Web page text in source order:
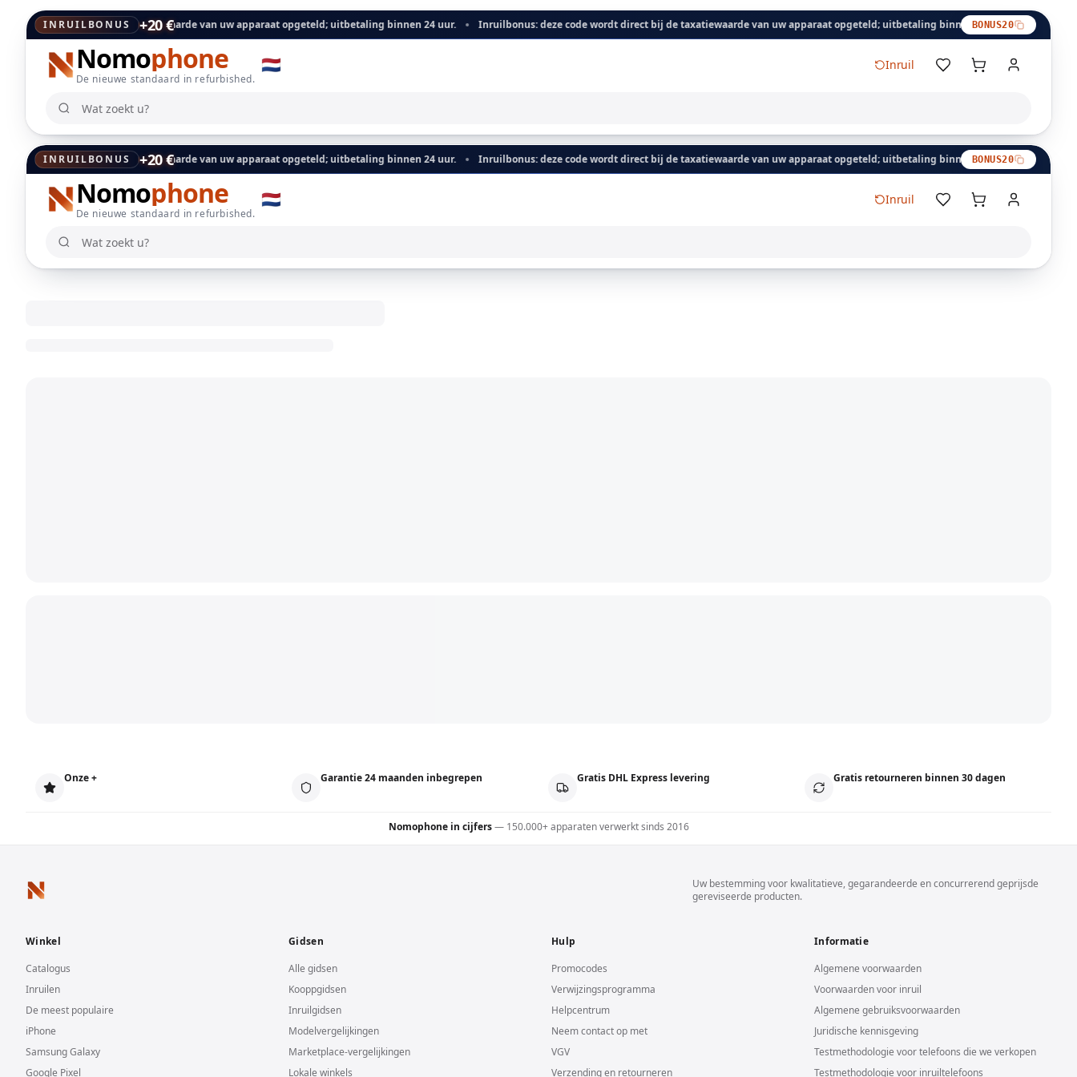
INRUILBONUS +20 €
wordt direct bij de taxatiewaarde van uw apparaat opgeteld; uitbetaling binnen 24 uur. Inruilbonus: deze code wordt direct bij de taxatiewaarde van uw apparaat opgeteld; uitbetaling binnen 24 uur. Inruilbonus:
BONUS20
Nomophone
De nieuwe standaard in refurbished.
🇳🇱 Inruil
Wat zoekt u?
Wat zoekt u?
INRUILBONUS +20 €
wordt direct bij de taxatiewaarde van uw apparaat opgeteld; uitbetaling binnen 24 uur. Inruilbonus: deze code wordt direct bij de taxatiewaarde van uw apparaat opgeteld; uitbetaling binnen 24 uur. Inruilbonus:
BONUS20
Nomophone
De nieuwe standaard in refurbished.
🇳🇱 Inruil
Winkelwagen
Wat zoekt u?
Wat zoekt u?
Onze + Garantie 24 maanden inbegrepen Gratis DHL Express levering Gratis retourneren binnen 30 dagen
Nomophone in cijfers— 150.000+ apparaten verwerkt sinds 2016
Uw bestemming voor kwalitatieve, gegarandeerde en concurrerend geprijsde
gereviseerde producten.
Winkel
Catalogus
Inruilen
De meest populaire
iPhone
Samsung Galaxy
Google Pixel
Gidsen
Alle gidsen
Kooppgidsen
Inruilgidsen
Modelvergelijkingen
Marketplace-vergelijkingen
Lokale winkels
Hulp
Promocodes
Verwijzingsprogramma
Helpcentrum
Neem contact op met
VGV
Verzending en retourneren
Informatie
Algemene voorwaarden
Voorwaarden voor inruil
Algemene gebruiksvoorwaarden
Juridische kennisgeving
Testmethodologie voor telefoons die we verkopen
Testmethodologie voor inruiltelefoons